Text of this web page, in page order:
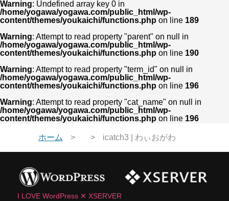
Warning: Undefined array key 0 in
/home/yogawa/yogawa.com/public_html/wp-
content/themes/youkaichi/functions.php on line 189
Warning: Attempt to read property "parent" on null in
/home/yogawa/yogawa.com/public_html/wp-
content/themes/youkaichi/functions.php on line 190
Warning: Attempt to read property "term_id" on null in
/home/yogawa/yogawa.com/public_html/wp-
content/themes/youkaichi/functions.php on line 196
Warning: Attempt to read property "cat_name" on null in
/home/yogawa/yogawa.com/public_html/wp-
content/themes/youkaichi/functions.php on line 196
ホーム icatch3 | わぃおがわ
I LOVE WordPress ✕ XSERVER